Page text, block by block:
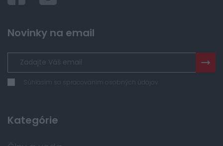
Novinky na email
Súhlasím so spracovaním osobných údajov
Kategórie